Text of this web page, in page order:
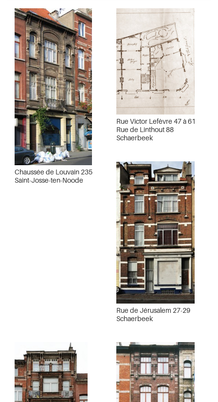
Chaussée de Louvain 235
Saint-Josse-ten-Noode
Rue Victor Lefèvre 47 à 61
Rue de Linthout 88
Schaerbeek
Rue de Jérusalem 27-29
Schaerbeek